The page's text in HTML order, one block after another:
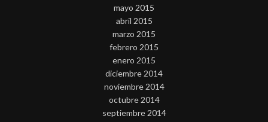
mayo 2015
abril 2015
marzo 2015
febrero 2015
enero 2015
diciembre 2014
noviembre 2014
octubre 2014
septiembre 2014